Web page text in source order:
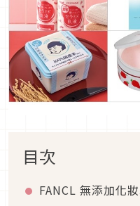
目次
FANCL 無添加化